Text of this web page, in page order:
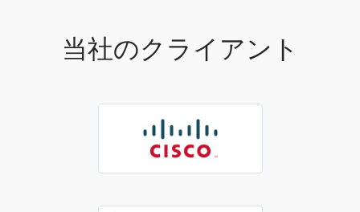
当社のクライアント